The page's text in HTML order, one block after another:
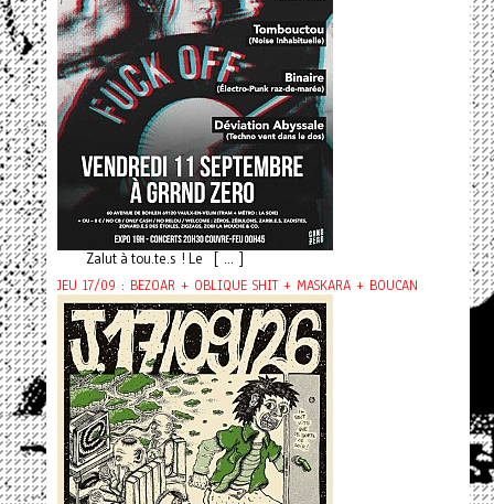
Zalut à tou.te.s ! Le [ ... ]
JEU 17/09 : BEZOAR + OBLIQUE SHIT + MASKARA + BOUCAN